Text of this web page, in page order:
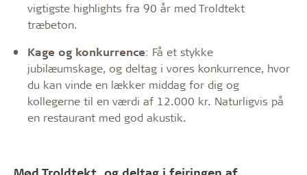
vigtigste highlights fra 90 år med Troldtekt
træbeton.
Kage og konkurrence: Få et stykke
jubilæumskage, og deltag i vores konkurrence, hvor
du kan vinde en lækker middag for dig og
kollegerne til en værdi af 12.000 kr. Naturligvis på
en restaurant med god akustik.